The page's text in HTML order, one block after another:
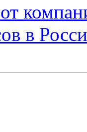
в